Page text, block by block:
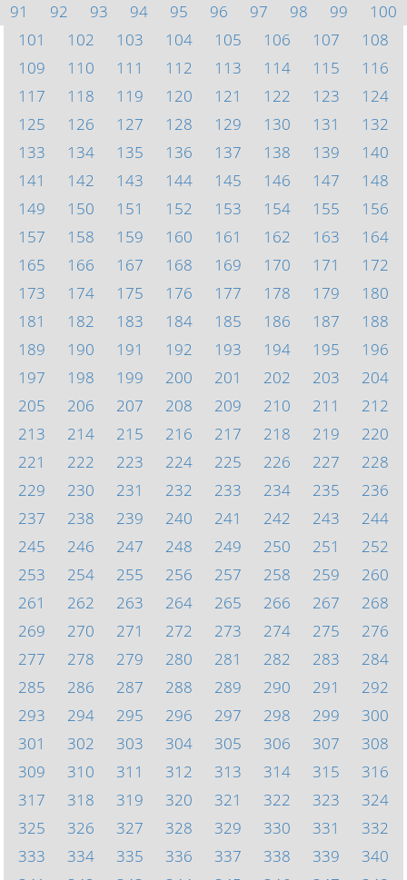
91
92 93 94 95 96 97 98 99
100
101
102 103 104 105 106 107
108
109
110 111 112 113 114 115
116
117
118 119 120 121 122 123
124
125
126 127 128 129 130 131
132
133
134 135 136 137 138 139
140
141
142 143 144 145 146 147
148
149
150 151 152 153 154 155
156
157
158 159 160 161 162 163
164
165
166 167 168 169 170 171
172
173
174 175 176 177 178 179
180
181
182 183 184 185 186 187
188
189
190 191 192 193 194 195
196
197
198 199 200 201 202 203
204
205
206 207 208 209 210 211
212
213
214 215 216 217 218 219
220
221
222 223 224 225 226 227
228
229
230 231 232 233 234 235
236
237
238 239 240 241 242 243
244
245
246 247 248 249 250 251
252
253
254 255 256 257 258 259
260
261
262 263 264 265 266 267
268
269
270 271 272 273 274 275
276
277
278 279 280 281 282 283
284
285
286 287 288 289 290 291
292
293
294 295 296 297 298 299
300
301
302 303 304 305 306 307
308
309
310 311 312 313 314 315
316
317
318 319 320 321 322 323
324
325
326 327 328 329 330 331
332
333
334 335 336 337 338 339
340